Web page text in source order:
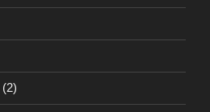
(2)